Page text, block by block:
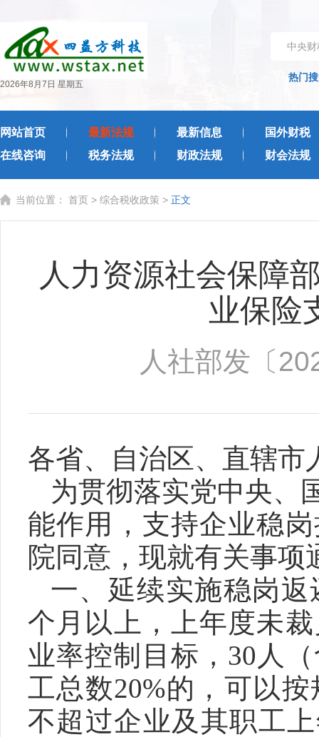
2026年8月7日 星期五
中央
热门
网站首页 最新法规 最新信息
国外财税
在线咨询
税务法规 财政法规 财会法规
当前位置： 首页 > 综合税收政策 > 正文
人力资源社会保障
业保险
人社部发〔
各省、自治区、直辖市
为贯彻落实党中央、
能作用，支持企业稳
院同意，现就有关事项
一、延续实施稳岗
个月以上，上年度未
业率控制目标，30人
工总数20%的，可以
不超过企业及其职工